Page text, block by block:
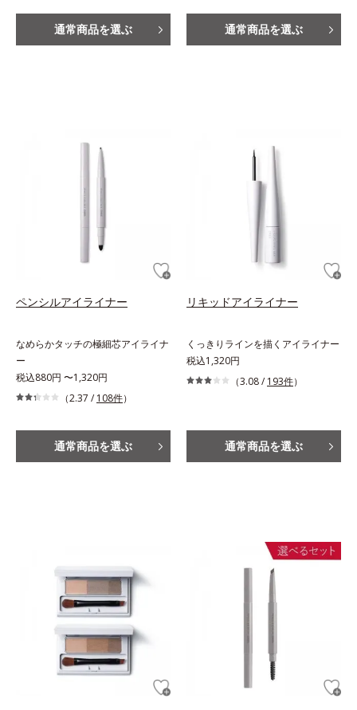
通常商品を選ぶ 通常商品を選ぶ
ペンシルアイライナー
なめらかタッチの極細芯アイライナ
ー
税込880円 〜1,320円
（2.37 / 108件）
通常商品を選ぶ
リキッドアイライナー
くっきりラインを描くアイライナー
税込1,320円
（3.08 / 193件）
通常商品を選ぶ